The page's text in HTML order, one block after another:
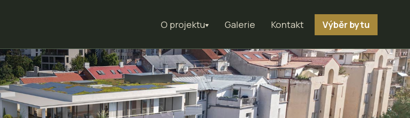
O projektu Galerie Kontakt Výběr bytu